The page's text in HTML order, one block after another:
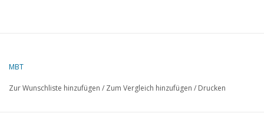
MBT
Zur Wunschliste hinzufügen / Zum Vergleich hinzufügen / Drucken